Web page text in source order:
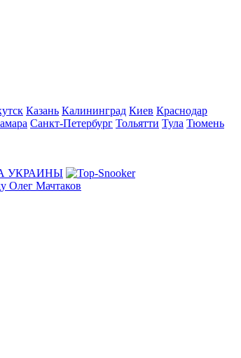
Казань Калининград Киев Краснодар
Санкт-Петербург Тольятти Тула Тюмень